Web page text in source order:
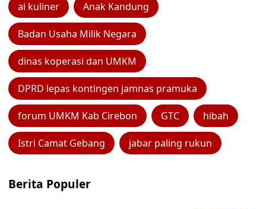
ai kuliner Anak Kandung
Badan Usaha Milik Negara
dinas koperasi dan UMKM
DPRD lepas kontingen jamnas pramuka
forum UMKM Kab Cirebon GTC hibah
Istri Camat Gebang jabar paling rukun
Berita Populer